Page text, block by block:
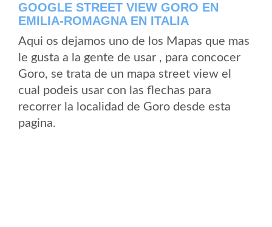
GOOGLE STREET VIEW GORO EN
EMILIA-ROMAGNA EN ITALIA
Aqui os dejamos uno de los Mapas que mas
le gusta a la gente de usar , para concocer
Goro, se trata de un mapa street view el
cual podeis usar con las flechas para
recorrer la localidad de Goro desde esta
pagina.